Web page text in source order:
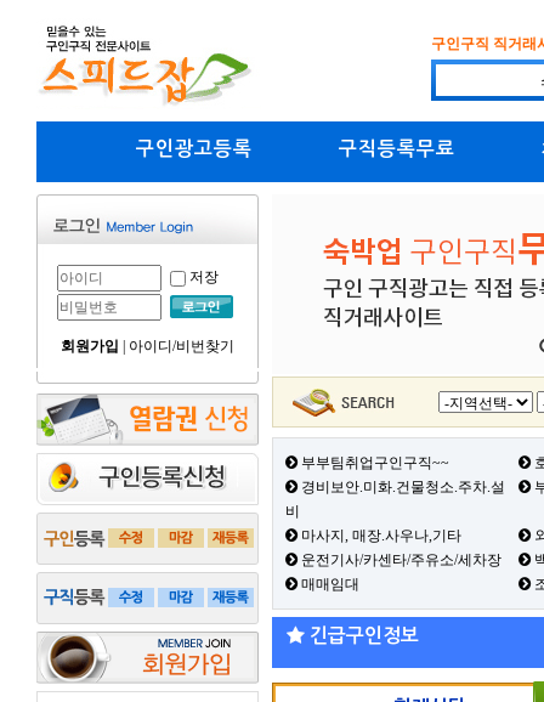
구인구직 직거래
구인광고등록 구직등록무료
저장
회원가입 아이디/비번찾기
부부팀취업구인구직~~
경비보안.미화.건물청소.주차.설
비
마사지, 매장.사우나,기타
운전기사/카센타/주유소/세차장
매매임대
긴급구인정보